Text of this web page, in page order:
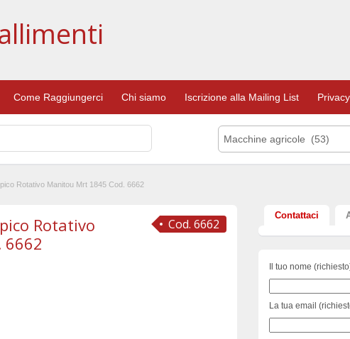
Come Raggiungerci Chi siamo Iscrizione alla Mailing List
Macchine agricole (53)
Rotativo Manitou Mrt 1845 Cod. 6662
Cod. 6662
Rotativo
Contattaci
Il tuo nome
La tua email